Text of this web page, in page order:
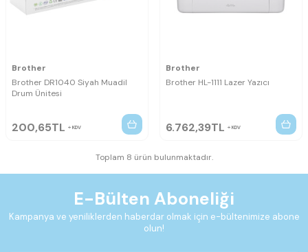
Brother
Brother DR1040 Siyah Muadil
Drum Ünitesi
200,65TL KDV
Brother
Brother HL-1111 Lazer Yazıcı
6.762,39TL KDV
Toplam 8 ürün bulunmaktadır.
E-Bülten Aboneliği
Kampanya ve yeniliklerden haberdar olmak için e-bültenimize abone
olun!